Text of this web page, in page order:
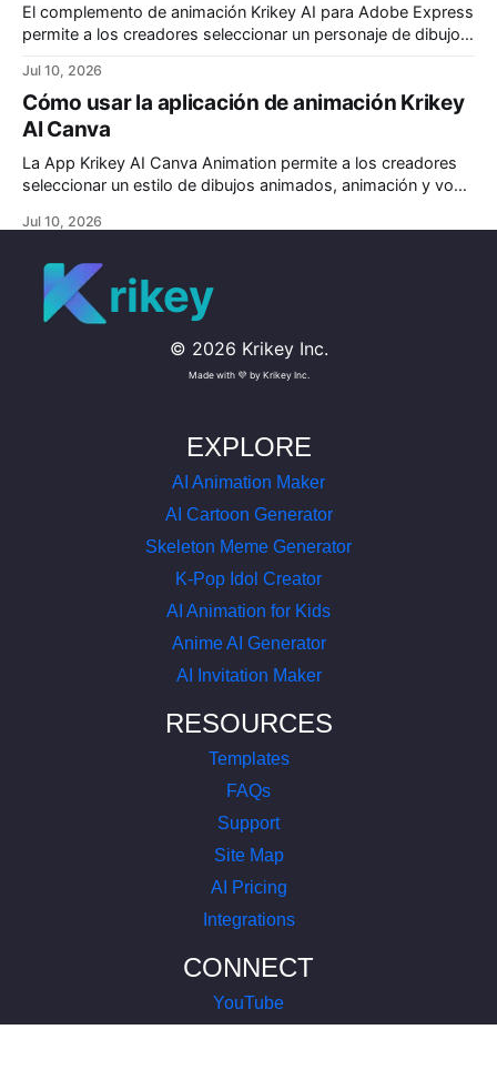
El complemento de animación Krikey AI para Adobe Express
permite a los creadores seleccionar un personaje de dibujos
Crea videos animados personalizados para tu proyecto de
animación en Adobe Express.
Jul 10, 2026
Cómo usar la aplicación de animación Krikey
AI Canva
La App Krikey AI Canva Animation permite a los creadores
seleccionar un estilo de dibujos animados, animación y voz
tendrás un video animado listo para tus presentaciones de
Jul 10, 2026
rikey
© 2026 Krikey Inc.
Made with 💜 by Krikey Inc.
EXPLORE
AI Animation Maker
AI Cartoon Generator
Skeleton Meme Generator
K-Pop Idol Creator
AI Animation for Kids
Anime AI Generator
AI Invitation Maker
RESOURCES
Templates
FAQs
Support
Site Map
AI Pricing
Integrations
CONNECT
YouTube